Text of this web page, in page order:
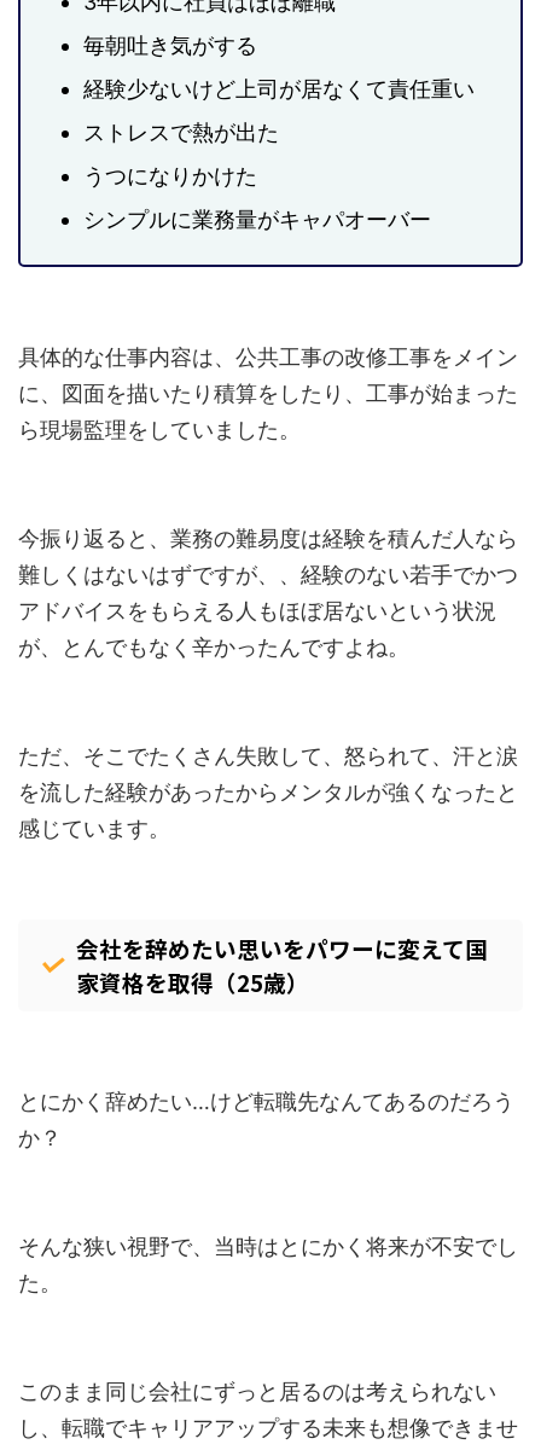
毎朝吐き気がする
経験少ないけど上司が居なくて責任重い
ストレスで熱が出た
うつになりかけた
シンプルに業務量がキャパオーバー
具体的な仕事内容は、公共工事の改修工事をメイン
に、図面を描いたり積算をしたり、工事が始まった
ら現場監理をしていました。
今振り返ると、業務の難易度は経験を積んだ人なら
難しくはないはずですが、、経験のない若手でかつ
アドバイスをもらえる人もほぼ居ないという状況
が、とんでもなく辛かったんですよね。
ただ、そこでたくさん失敗して、怒られて、汗と涙
を流した経験があったからメンタルが強くなったと
感じています。
会社を辞めたい思いをパワーに変えて国
家資格を取得（25歳）
とにかく辞めたい…けど転職先なんてあるのだろう
か？
そんな狭い視野で、当時はとにかく将来が不安でし
た。
このまま同じ会社にずっと居るのは考えられない
し、転職でキャリアアップする未来も想像できませ